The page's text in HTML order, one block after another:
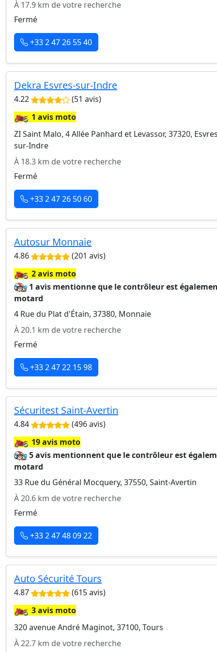
À 17.9 km de votre recherche
Fermé
+33 2 47 26 55 40
Dekra Esvres-sur-Indre
4.22 (51 avis)
🏍️1 avis moto
ZI Saint Malo, 4 Allée Panhard et Levassor, 37320,
sur-Indre
À 18.3 km de votre recherche
Fermé
+33 2 47 26 50 60
Autosur Monnaie
4.86 (201 avis)
🏍️2 avis moto
1 avis mentionne que le contrôleur est
motard
4 Rue du Plat d'Étain, 37380, Monnaie
À 20.1 km de votre recherche
Fermé
+33 2 47 22 15 98
Sécuritest Saint-Avertin
4.84 (496 avis)
🏍️19 avis moto
5 avis mentionnent que le contrôleur est
motard
33 Rue du Général Mocquery, 37550, Saint-Avertin
À 20.6 km de votre recherche
Fermé
+33 2 47 48 09 22
Auto Sécurité Tours
4.87 (615 avis)
🏍️3 avis moto
320 avenue André Maginot, 37100, Tours
À 22.7 km de votre recherche